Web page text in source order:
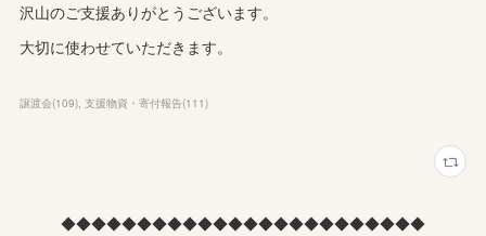
沢山のご支援ありがとうございます。
大切に使わせていただきます。
譲渡会(109) 支援物資・寄付報告(111)
◆◆◆◆◆◆◆◆◆◆◆◆◆◆◆◆◆◆◆◆◆◆◆◆